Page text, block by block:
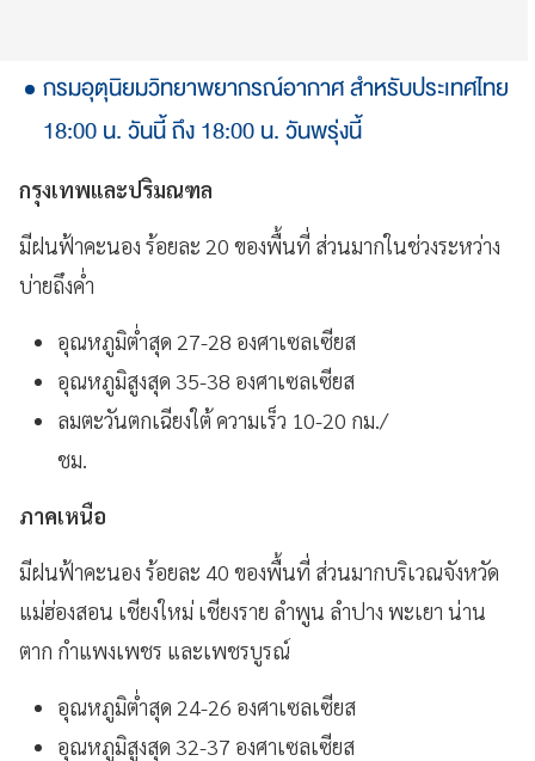
กรมอุตุนิยมวิทยาพยากรณ์อากาศ สำหรับประเทศไทย
18:00 น. วันนี้ ถึง 18:00 น. วันพรุ่งนี้
กรุงเทพและปริมณฑล
มีฝนฟ้าคะนอง ร้อยละ 20 ของพื้นที่ ส่วนมากในช่วงระหว่าง
บ่ายถึงค่ำ
อุณหภูมิต่ำสุด 27-28 องศาเซลเซียส
อุณหภูมิสูงสุด 35-38 องศาเซลเซียส
ลมตะวันตกเฉียงใต้ ความเร็ว 10-20 กม./
ชม.
ภาคเหนือ
มีฝนฟ้าคะนอง ร้อยละ 40 ของพื้นที่ ส่วนมากบริเวณจังหวัด
แม่ฮ่องสอน เชียงใหม่ เชียงราย ลำพูน ลำปาง พะเยา น่าน
ตาก กำแพงเพชร และเพชรบูรณ์
อุณหภูมิต่ำสุด 24-26 องศาเซลเซียส
อุณหภูมิสูงสุด 32-37 องศาเซลเซียส